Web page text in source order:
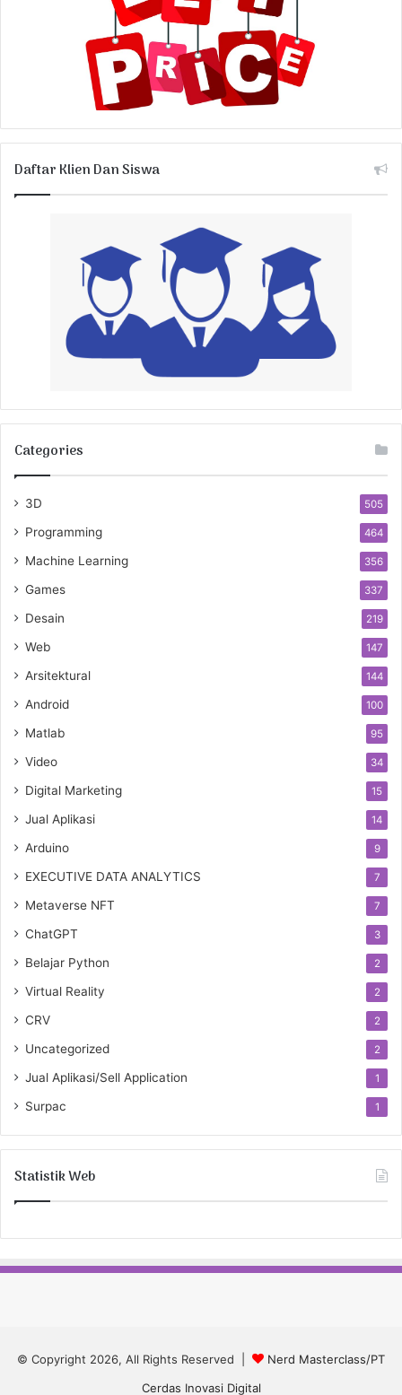
Daftar Klien Dan Siswa
Categories
3D 505
Programming 464
Machine Learning 356
Games 337
Desain 219
Web 147
Arsitektural 144
Android 100
Matlab 95
Video 34
Digital Marketing 15
Jual Aplikasi 14
Arduino 9
EXECUTIVE DATA ANALYTICS 7
Metaverse NFT 7
ChatGPT 3
Belajar Python 2
Virtual Reality 2
CRV 2
Uncategorized 2
Jual Aplikasi/Sell Application 1
Surpac 1
Statistik Web
© Copyright 2026, All Rights Reserved |
Nerd Masterclass/PT
Cerdas Inovasi Digital